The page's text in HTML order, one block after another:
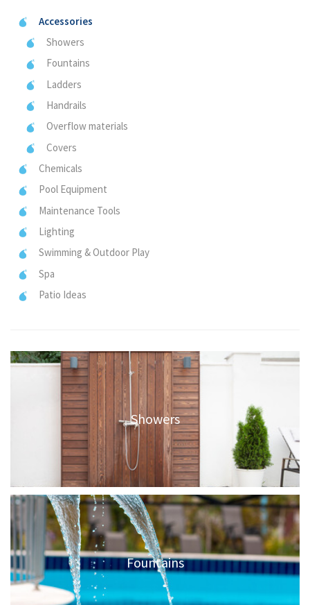
Accessories
Showers
Fountains
Ladders
Handrails
Overflow materials
Covers
Chemicals
Pool Equipment
Maintenance Tools
Lighting
Swimming & Outdoor Play
Spa
Patio Ideas
Showers
Fountains